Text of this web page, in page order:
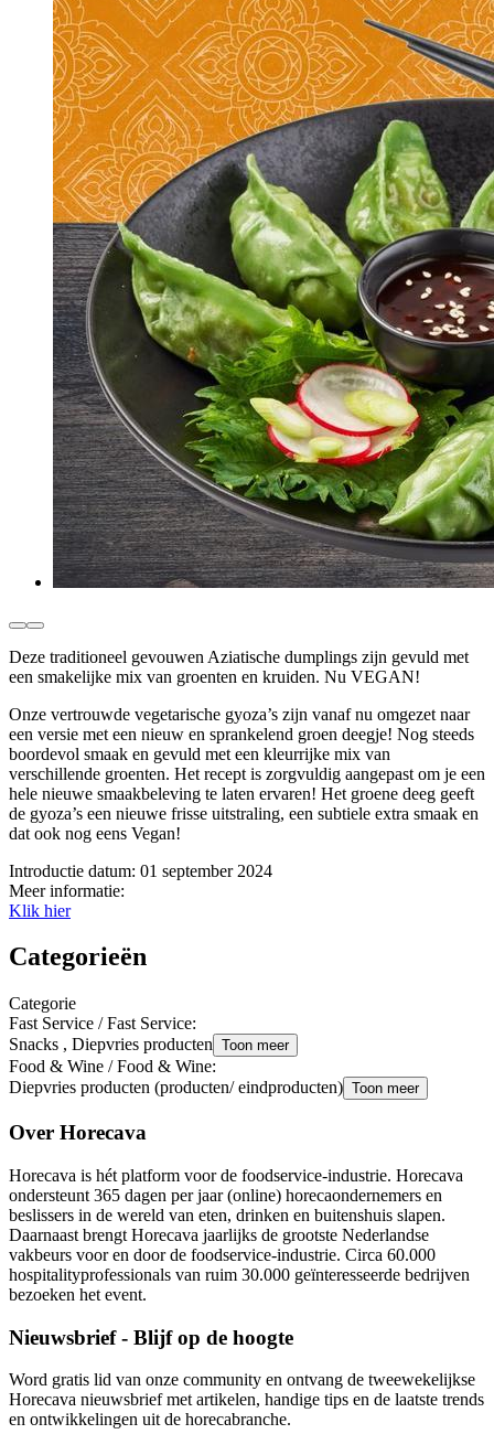
Deze traditioneel gevouwen Aziatische dumplings zijn gevuld met
een smakelijke mix van groenten en kruiden. Nu VEGAN!
Onze vertrouwde vegetarische gyoza’s zijn vanaf nu omgezet naar
een versie met een nieuw en sprankelend groen deegje! Nog steeds
boordevol smaak en gevuld met een kleurrijke mix van
verschillende groenten. Het recept is zorgvuldig aangepast om je een
hele nieuwe smaakbeleving te laten ervaren! Het groene deeg geeft
de gyoza’s een nieuwe frisse uitstraling, een subtiele extra smaak en
dat ook nog eens Vegan!
Introductie datum: 01 september 2024
Meer informatie:
Klik hier
Categorieën
Categorie
Fast Service / Fast Service:
Snacks , Diepvries producten Toon meer
Food & Wine / Food & Wine:
Diepvries producten (producten/ eindproducten) Toon meer
Over Horecava
Horecava is hét platform voor de foodservice-industrie. Horecava
ondersteunt 365 dagen per jaar (online) horecaondernemers en
beslissers in de wereld van eten, drinken en buitenshuis slapen.
Daarnaast brengt Horecava jaarlijks de grootste Nederlandse
vakbeurs voor en door de foodservice-industrie. Circa 60.000
hospitalityprofessionals van ruim 30.000 geïnteresseerde bedrijven
bezoeken het event.
Nieuwsbrief - Blijf op de hoogte
Word gratis lid van onze community en ontvang de tweewekelijkse
Horecava nieuwsbrief met artikelen, handige tips en de laatste trends
en ontwikkelingen uit de horecabranche.